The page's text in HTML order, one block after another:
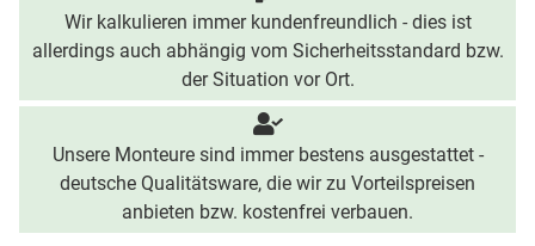
Wir kalkulieren immer kundenfreundlich - dies ist
allerdings auch abhängig vom Sicherheitsstandard bzw.
der Situation vor Ort.
Unsere Monteure sind immer bestens ausgestattet -
deutsche Qualitätsware, die wir zu Vorteilspreisen
anbieten bzw. kostenfrei verbauen.